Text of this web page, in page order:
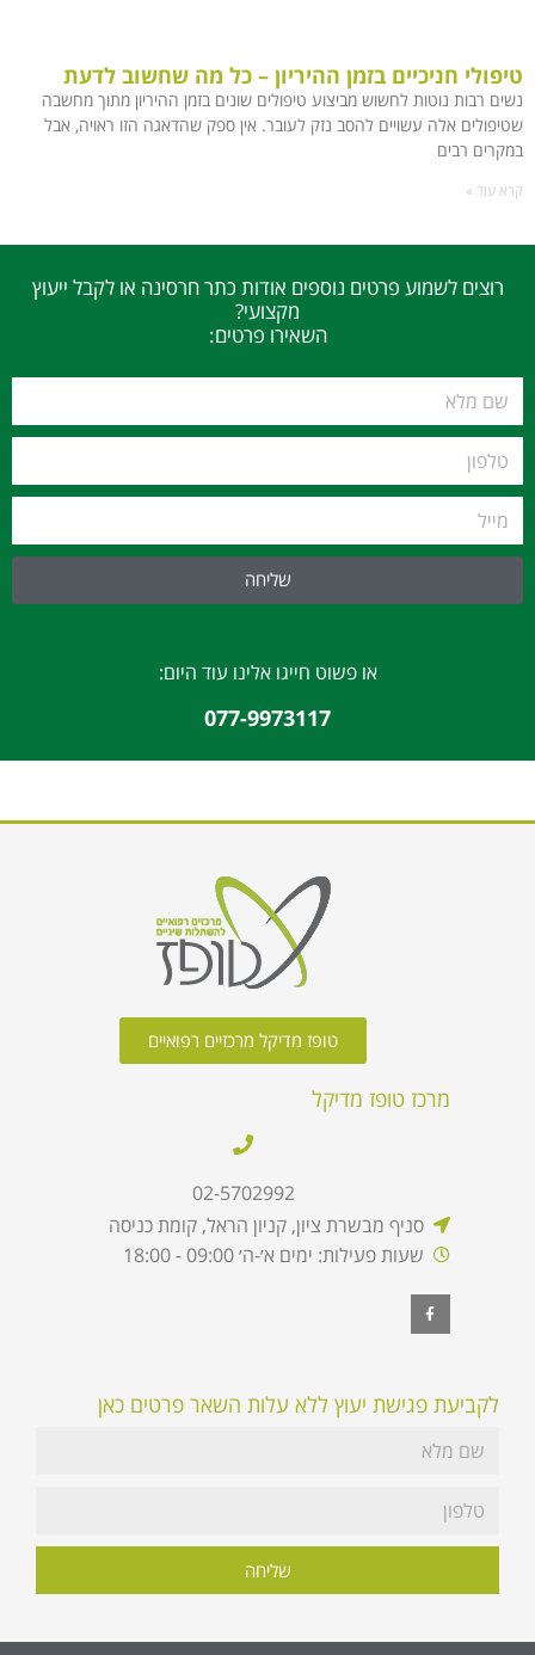
טיפולי חניכיים בזמן ההיריון – כל מה שחשוב לדעת
נשים רבות נוטות לחשוש מביצוע טיפולים שונים בזמן ההיריון מתוך מחשבה
שטיפולים אלה עשויים להסב נזק לעובר. אין ספק שהדאגה הזו ראויה, אבל
במקרים רבים
קרא עוד »
רוצים לשמוע פרטים נוספים אודות כתר חרסינה או לקבל ייעוץ
מקצועי?
השאירו פרטים:
שליחה
או פשוט חייגו אלינו עוד היום:
077-9973117
טופז מדיקל מרכזיים רפואיים
מרכז טופז מדיקל
02-5702992
סניף מבשרת ציון, קניון הראל, קומת כניסה
שעות פעילות: ימים א׳-ה׳ 09:00 - 18:00
לקביעת פגישת יעוץ ללא עלות השאר פרטים כאן
שליחה